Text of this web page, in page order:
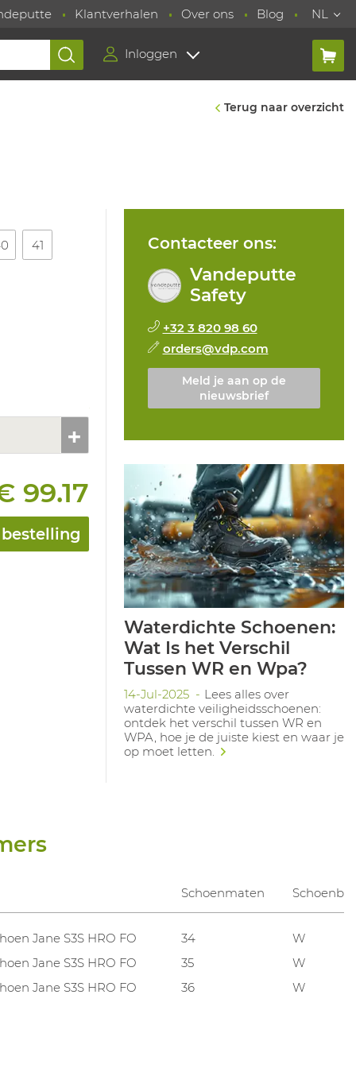
Klantverhalen Over ons Blog NL
Inloggen
Terug naar overzicht
41
99.17
Contacteer ons:
Vandeputte
Safety
+32 3 820 98 60
orders@vdp.com
Meld je aan op de
nieuwsbrief
Waterdichte Schoenen:
Wat Is het Verschil
Tussen WR en Wpa?
14-Jul-2025
Lees alles over
waterdichte veiligheidsschoenen:
ontdek het verschil tussen WR en
WPA, hoe je de juiste kiest en waar je
op moet letten.
Schoenmaten
Jane S3S HRO FO 34
W
Jane S3S HRO FO 35
W
Jane S3S HRO FO 36
W